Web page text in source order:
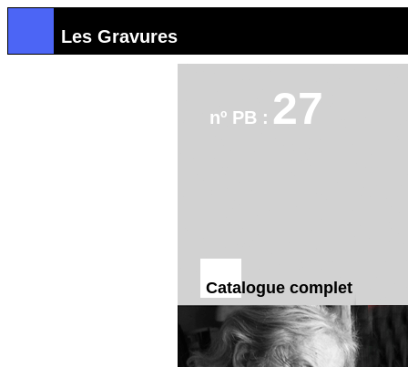
Les Gravures
nº PB : 27
Catalogue complet